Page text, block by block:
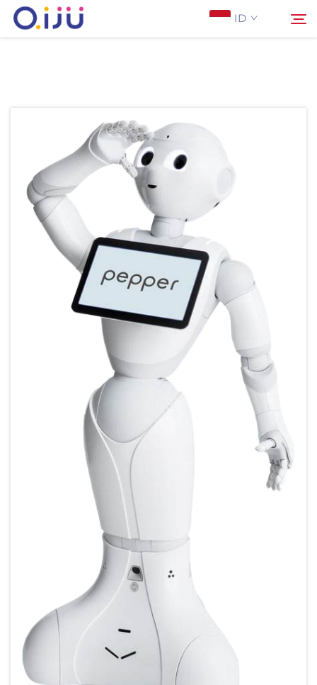
ID
Tentang Kami
Produk
Aplikasi
Studi Kasus
Dukungan Layanan
Hubungi Kami